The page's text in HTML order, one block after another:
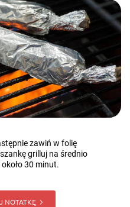
zawiń w folię
grilluj na średnio
30 minut.
NOTATKĘ